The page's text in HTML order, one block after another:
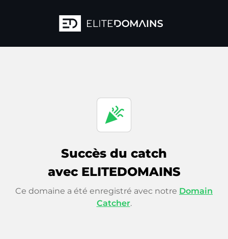
celebration
Succès du catch
avec ELITEDOMAINS
Ce domaine a été enregistré avec notre Domain
Catcher.